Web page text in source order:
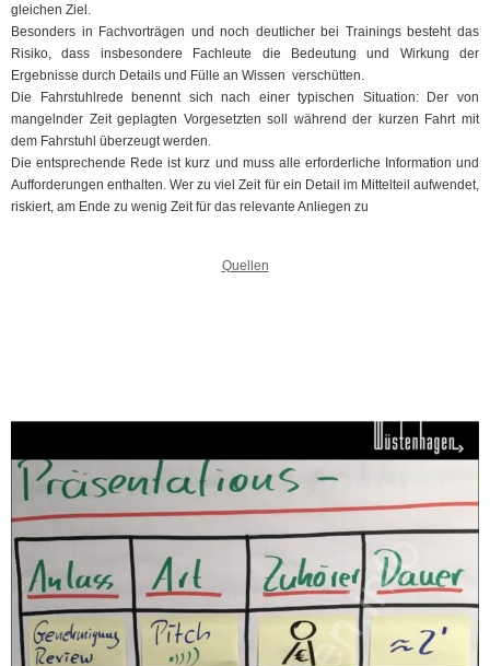
gleichen Ziel.
Besonders in Fachvorträgen und noch deutlicher bei Trainings besteht das
Risiko, dass insbesondere Fachleute die Bedeutung und Wirkung der
Ergebnisse durch Details und Fülle an Wissen verschütten.
Die Fahrstuhlrede benennt sich nach einer typischen Situation: Der von
mangelnder Zeit geplagten Vorgesetzten soll während der kurzen Fahrt mit
dem Fahrstuhl überzeugt werden.
Die entsprechende Rede ist kurz und muss alle erforderliche Information und
Aufforderungen enthalten. Wer zu viel Zeit für ein Detail im Mittelteil aufwendet,
riskiert, am Ende zu wenig Zeit für das relevante Anliegen zu
Quellen